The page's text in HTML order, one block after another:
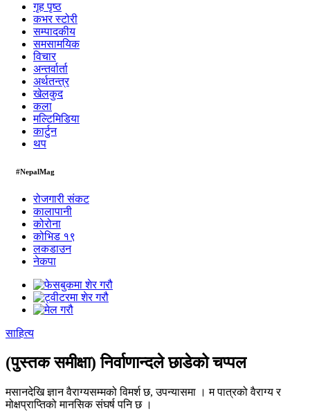
गृह पृष्ठ
कभर स्टोरी
सम्पादकीय
समसामयिक
विचार
अन्तर्वार्ता
अर्थतन्त्र
खेलकुद
कला
मल्टिमिडिया
कार्टुन
थप
#NepalMag
रोजगारी संकट
कालापानी
कोरोना
कोभिड १९
लकडाउन
नेकपा
साहित्य
(पुस्तक समीक्षा) निर्वाणान्दले छाडेको चप्पल
मसानदेखि ज्ञान वैराग्यसम्मको विमर्श छ, उपन्यासमा । म पात्रको वैराग्य र
मोक्षप्राप्तिको मानसिक संघर्ष पनि छ ।